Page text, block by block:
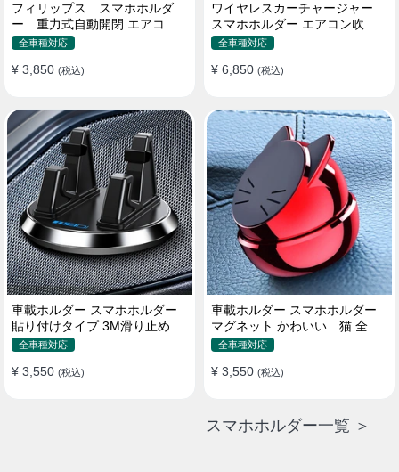
フィリップス スマホホルダ
ー 重力式自動開閉 エアコン
吹き出し口用 クリップ式 車
全車種対応
¥ 3,850 (税込)
ワイヤレスカーチャージャー
スマホホルダー エアコン吹き
出し口/ 貼り付け
全車種対応
¥ 6,850 (税込)
車載ホルダー スマホホルダー
貼り付けタイプ 3M滑り止めシ
リコンパッド 全機種
全車種対応
¥ 3,550 (税込)
車載ホルダー スマホホルダー
マグネット かわいい 猫 全機
種 片手操作
全車種対応
¥ 3,550 (税込)
スマホホルダー一覧 ＞